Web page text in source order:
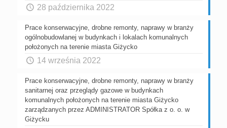
28 października 2022
Prace konserwacyjne, drobne remonty, naprawy w branży
ogólnobudowlanej w budynkach i lokalach komunalnych
położonych na terenie miasta Giżycko
14 września 2022
Prace konserwacyjne, drobne remonty, naprawy w branży
sanitarnej oraz przeglądy gazowe w budynkach
komunalnych położonych na terenie miasta Giżycko
zarządzanych przez ADMINISTRATOR Spółka z o. o. w
Giżycku